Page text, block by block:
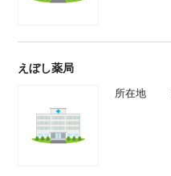
えぼし薬局
所在地